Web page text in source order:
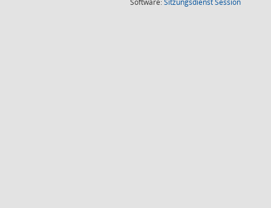
Software:SitzungsdienstSession